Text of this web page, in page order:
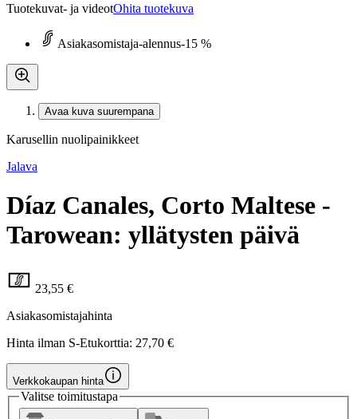
Tuotekuvat- ja videotOhita tuotekuva
Asiakasomistaja-alennus-15 %
Avaa kuva suurempana
Karusellin nuolipainikkeet
Jalava
Díaz Canales, Corto Maltese -
Tarowean: yllätysten päivä
23,55 €
Asiakasomistajahinta
Hinta ilman S-Etukorttia: 27,70 €
Verkkokaupan hinta
Valitse toimitustapa